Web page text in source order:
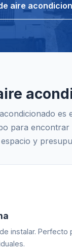
aire
es
para
y
instalar. Perfecto